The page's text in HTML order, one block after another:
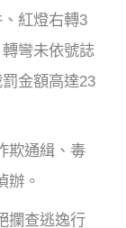
紅燈右轉3
彎未依號誌
金額高達23
欺通緝、毒
辦。
攔查逃逸行